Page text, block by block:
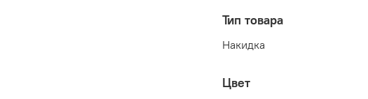
Тип товара
Накидка
Цвет